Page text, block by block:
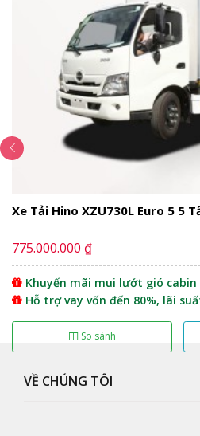
đối diện nhờ vào thiết kế
tinh tế với các đường nét được
xe được thiết kế rộng hơn nhờ
các loại hàng hóa. Hệ thống
tốt, góc chiếu sáng rộng, hỗ
Xe Tải Hino XZU730L Euro 5 5
775.000.000 ₫
Khuyến mãi mui lướt gió cabin
Hỗ trợ vay vốn đến 80%, lãi
So sánh
VỀ CHÚNG TÔI